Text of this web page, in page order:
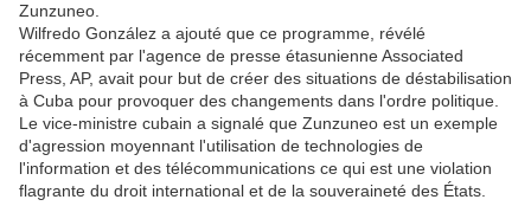
Zunzuneo.
Wilfredo González a ajouté que ce programme, révélé
récemment par l'agence de presse étasunienne Associated
Press, AP, avait pour but de créer des situations de déstabilisation
à Cuba pour provoquer des changements dans l'ordre politique.
Le vice-ministre cubain a signalé que Zunzuneo est un exemple
d'agression moyennant l'utilisation de technologies de
l'information et des télécommunications ce qui est une violation
flagrante du droit international et de la souveraineté des États.